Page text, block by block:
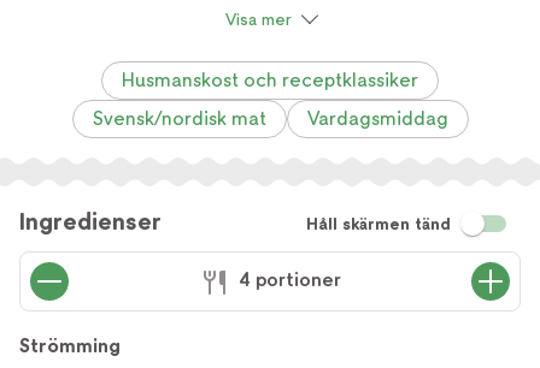
Visa mer
Husmanskost och receptklassiker
Svensk/nordisk mat
Vardagsmiddag
Ingredienser Håll skärmen tänd
4 portioner
Strömming